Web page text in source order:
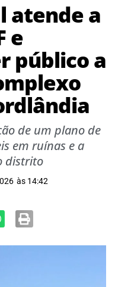
atende a
e
público a
de um plano de
em ruínas e a
distrito
às 14:42